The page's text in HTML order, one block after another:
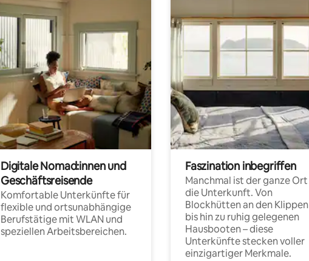
Digitale Nomad:innen und
Geschäftsreisende
Komfortable Unterkünfte für
flexible und ortsunabhängige
Berufstätige mit WLAN und
speziellen Arbeitsbereichen.
Faszination inbegriffen
Manchmal ist der ganze Ort
die Unterkunft. Von
Blockhütten an den Klippen
bis hin zu ruhig gelegenen
Hausbooten – diese
Unterkünfte stecken voller
einzigartiger Merkmale.